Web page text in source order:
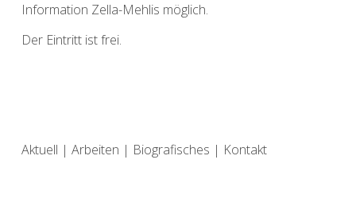
Information Zella-Mehlis möglich.
Der Eintritt ist frei.
Aktuell | Arbeiten | Biografisches | Kontakt